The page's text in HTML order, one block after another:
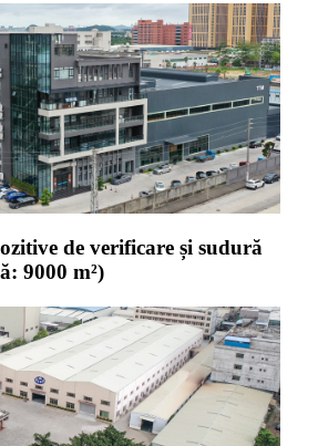
de verificare și sudură
9000 m²)